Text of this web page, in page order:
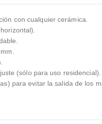
con cualquier cerámica.
(sólo para uso residencial).
para evitar la salida de los